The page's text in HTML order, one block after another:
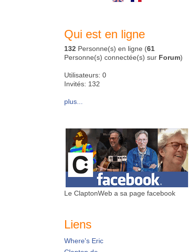
Qui est en ligne
132 Personne(s) en ligne (61
Personne(s) connectée(s) sur Forum)
Utilisateurs: 0
Invités: 132
plus...
Le ClaptonWeb a sa page facebook
Liens
Where's Eric